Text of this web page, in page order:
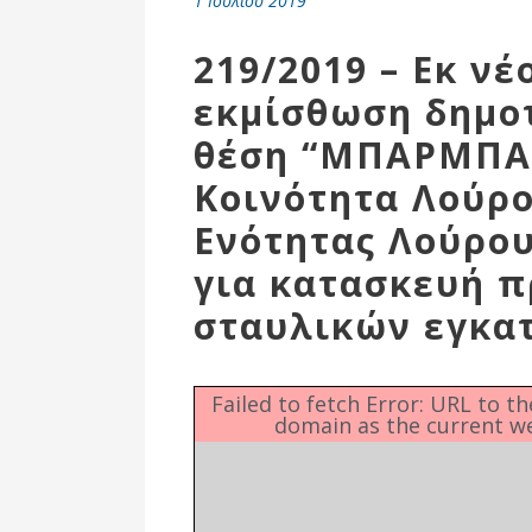
Ενότητες
Αθλητικές
Υποδομές
219/2019 – Εκ
εκμίσθωση
θέση
Κοινότητα
Ενότητας
για κατασκευή
σταυλικών
Failed to fetch Error: URL to
domain as the current